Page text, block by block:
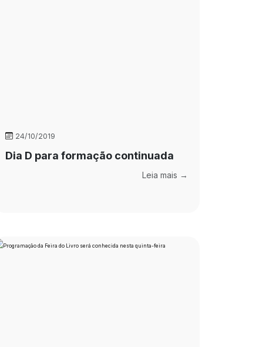
24/10/2019
Dia D para formação continuada
Leia mais →